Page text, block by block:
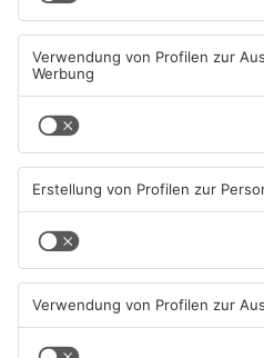
TOPNEWS
Große Baustelle in
beendet
05.08.2026, 06:40 UHR IN